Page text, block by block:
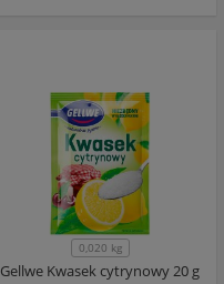
0,020 kg
Gellwe Kwasek cytrynowy 20 g